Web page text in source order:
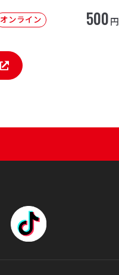
オンライン 500円